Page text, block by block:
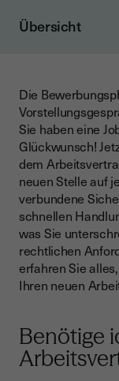
Übersicht
Das sollte Ihr
Wie schnell
Welche
Arbeitsvertrag
Muss ich
Bedeutung
Häufige Fehler
Schritte zur
Vertrag
Kann ich die
verhandeln?
Die
Sie haben eine
Glückwunsch!
dem
neuen Stelle auf
verbundene
schnellen
was Sie
rechtlichen
erfahren Sie
Ihren neuen
Benötige